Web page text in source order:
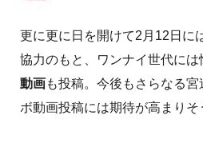
更に更に日を開けて2月12日に
協力のもと、ワンナイ世代には
動画も投稿。今後もさらなる
ボ動画投稿には期待が高まりそ